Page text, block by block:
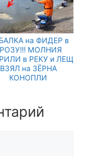
на ФИДЕР в
МОЛНИЯ
в РЕКУ и ЛЕЩ
ВЗЯЛ на ЗЁРНА
КОНОПЛИ